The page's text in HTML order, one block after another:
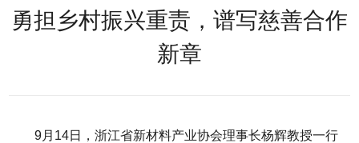
勇担乡村振兴重责，谱写慈善合作
新章
9月14日，浙江省新材料产业协会理事长杨辉教授一行